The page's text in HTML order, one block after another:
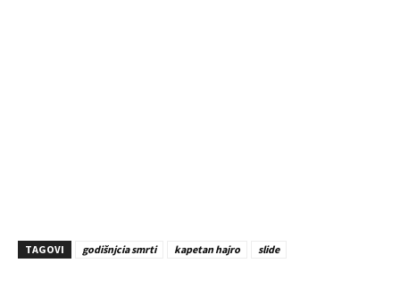
TAGOVI godišnjcia smrti kapetan hajro slide